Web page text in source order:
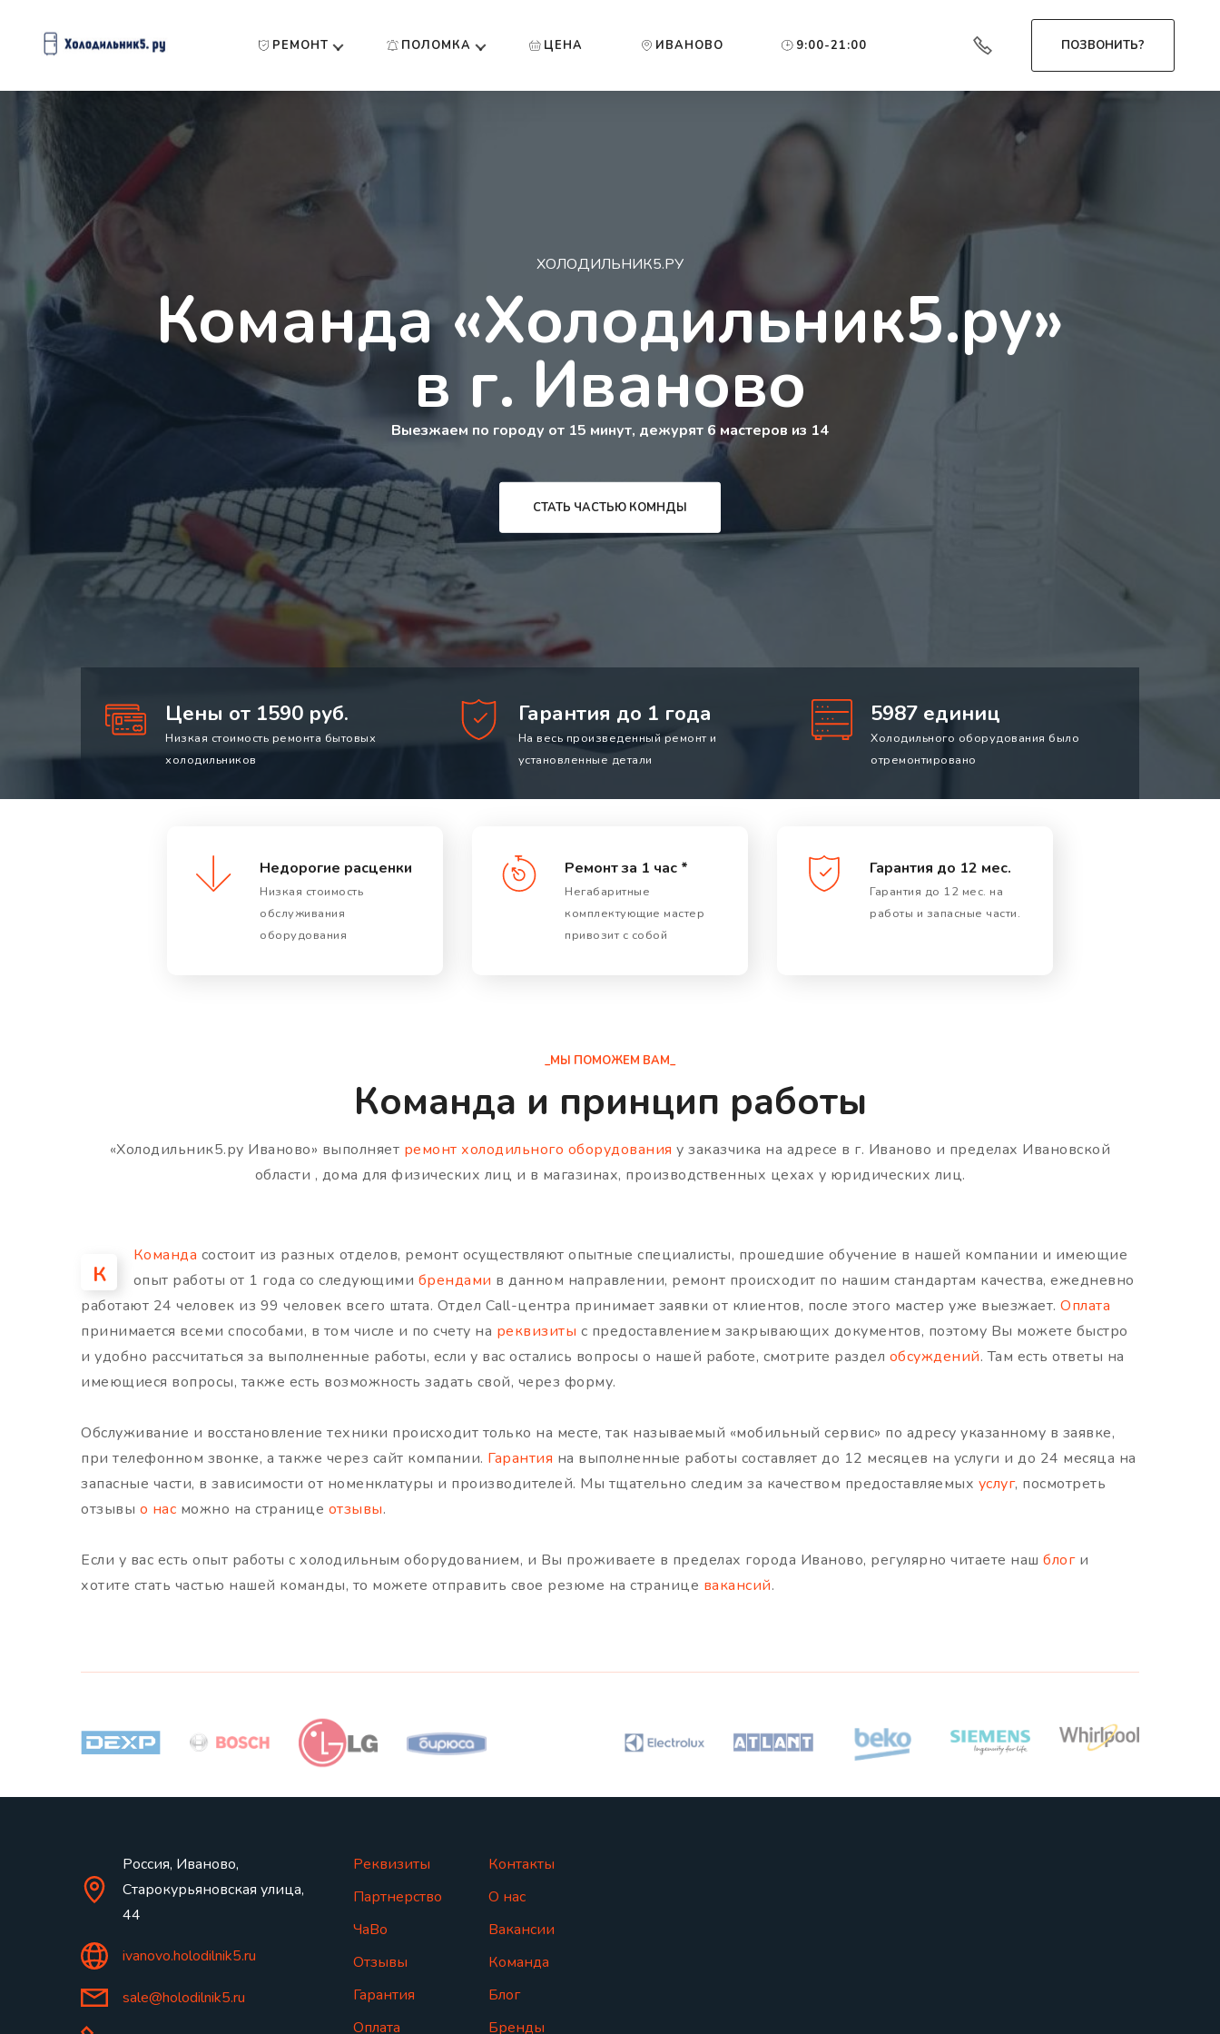
РЕМОНТ ПОЛОМКА ЦЕНА ИВАНОВО 9:00-21:00 ПОЗВОНИТЬ?
ХОЛОДИЛЬНИК5.РУ
Команда «Холодильник5.ру»
в г. Иваново
Выезжаем по городу от 15 минут, дежурят 6 мастеров из 14
СТАТЬ ЧАСТЬЮ КОМНДЫ
Цены от 1590 руб.
Низкая стоимость ремонта бытовых
холодильников
Гарантия до 1 года
На весь произведенный ремонт и
установленные детали
5987 единиц
Холодильного оборудования было
отремонтировано
Недорогие расценки
Низкая стоимость
обслуживания
оборудования
Ремонт за 1 час *
Негабаритные
комплектующие мастер
привозит с собой
Гарантия до 12 мес.
Гарантия до 12 мес. на
работы и запасные части.
_МЫ ПОМОЖЕМ ВАМ_
Команда и принцип работы
«Холодильник5.ру Иваново» выполняет ремонт холодильного оборудования у заказчика на адресе в г. Иваново и пределах Ивановской
области , дома для физических лиц и в магазинах, производственных цехах у юридических лиц.
К
Команда состоит из разных отделов, ремонт осуществляют опытные специалисты, прошедшие обучение в нашей компании и имеющие
опыт работы от 1 года со следующими брендами в данном направлении, ремонт происходит по нашим стандартам качества, ежедневно
работают 24 человек из 99 человек всего штата. Отдел Call-центра принимает заявки от клиентов, после этого мастер уже выезжает. Оплата
принимается всеми способами, в том числе и по счету на реквизиты с предоставлением закрывающих документов, поэтому Вы можете быстро
и удобно рассчитаться за выполненные работы, если у вас остались вопросы о нашей работе, смотрите раздел обсуждений. Там есть ответы на
имеющиеся вопросы, также есть возможность задать свой, через форму.
Обслуживание и восстановление техники происходит только на месте, так называемый «мобильный сервис» по адресу указанному в заявке,
при телефонном звонке, а также через сайт компании. Гарантия на выполненные работы составляет до 12 месяцев на услуги и до 24 месяца на
запасные части, в зависимости от номенклатуры и производителей. Мы тщательно следим за качеством предоставляемых услуг, посмотреть
отзывы о нас можно на странице отзывы.
Если у вас есть опыт работы с холодильным оборудованием, и Вы проживаете в пределах города Иваново, регулярно читаете наш блоги
хотите стать частью нашей команды, то можете отправить свое резюме на странице вакансий.
Россия, Иваново,
Старокурьяновская улица,
44
ivanovo.holodilnik5.ru
sale@holodilnik5.ru
Реквизиты
Партнерство
ЧаВо
Отзывы
Гарантия
Оплата
Контакты
О нас
Вакансии
Команда
Блог
Бренды